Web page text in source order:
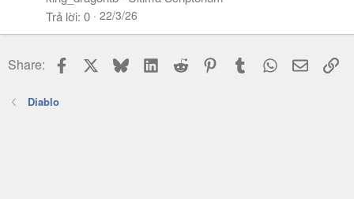
Trả lời 0 22/3/26
Share: Facebook BlueskyLinkedIn
Reddit PinterestTumblr WhatsApp
Email
Diablo